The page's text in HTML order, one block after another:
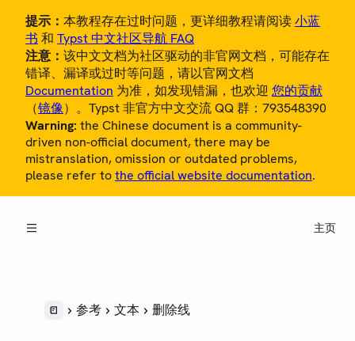
提示： 本教程存在过时问题，更详细教程请阅读小蓝
书 和 Typst 中文社区导航 FAQ
注意： 该中文文档为社区驱动的非官网文档，可能存在
错译、漏译或过时等问题，请以官网文档
Documentation 为准，如发现错漏，也欢迎 您的贡献
（镜像）。Typst 非官方中文交流 QQ 群：793548390
Warning: the Chinese document is a community-
driven non-official document, there may be
mistranslation, omission or outdated problems,
please refer tothe official website documentation.
主页
概览
教程
参考
样式
参考 文本 删除线